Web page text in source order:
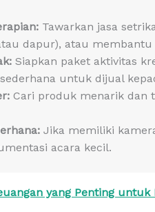
Tawarkan jasa
dapur), atau
Siapkan paket aktivitas
untuk dijual
Cari produk menarik dan
Jika memiliki
acara kecil.
yang Penting untuk